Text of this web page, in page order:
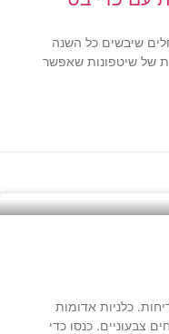
שיבשים כל השנה
קבלו הצצה ל20 נקודות של שיטפונות שאפשר
כלניות אדומות
צבעוניים. כנסו כדי